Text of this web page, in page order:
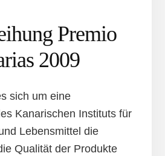
Premio
2009
sich um eine
Kanarischen Instituts für
Lebensmittel die
Qualität der Produkte